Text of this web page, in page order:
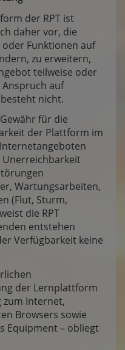
der RPT ist
daher vor, die
Funktionen auf
zu erweitern,
teilweise oder
auf
nicht.
für die
der Plattform im
Wartungsarbeiten,
(Flut, Sturm,
die RPT
entstehen
Verfügbarkeit keine
der Lernplattform
zum Internet,
Browsers sowie
Equipment – obliegt